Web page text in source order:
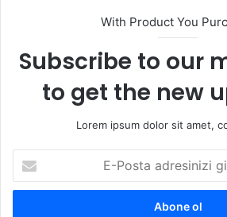
With Product You
Subscribe to our
to get the new
Lorem ipsum dolor sit amet,
Posta
adresinizi